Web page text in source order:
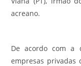
acreano.
De acordo com a
empresas privadas